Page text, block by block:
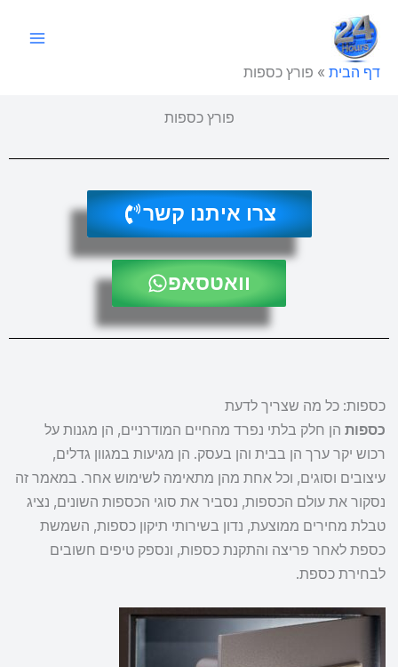
לתוכן
דף הבית » פורץ כספות
פורץ כספות
צרו איתנו קשר
וואטסאפ
כספות: כל מה שצריך לדעת
כספות הן חלק בלתי נפרד מהחיים המודרניים, הן מגנות על
רכוש יקר ערך הן בבית והן בעסק. הן מגיעות במגוון גדלים,
עיצובים וסוגים, וכל אחת מהן מתאימה לשימוש אחר. במאמר זה
נסקור את עולם הכספות, נסביר את סוגי הכספות השונים, נציג
טבלת מחירים ממוצעת, נדון בשירותי תיקון כספות, השמשת
כספת לאחר פריצה והתקנת כספות, ונספק טיפים חשובים
לבחירת כספת.